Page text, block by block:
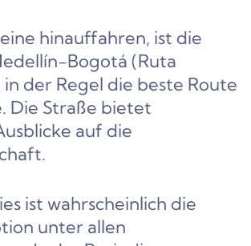
hinauffahren, ist die
Bogotá (Ruta
in der Regel die beste Route
Die Straße bietet
auf die
ist wahrscheinlich die
unter allen